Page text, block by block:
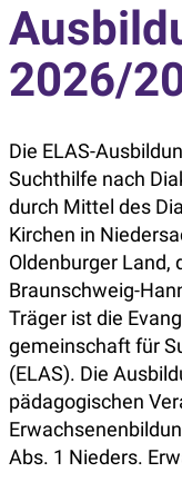
2026/
Die ELAS-
Suchthilfe nach
durch Mittel des
Kirchen in
Oldenburger Land,
Braunschweig-
Träger ist die
gemeinschaft für
(ELAS). Die
pädagogischen
Abs. 1 Nieders.